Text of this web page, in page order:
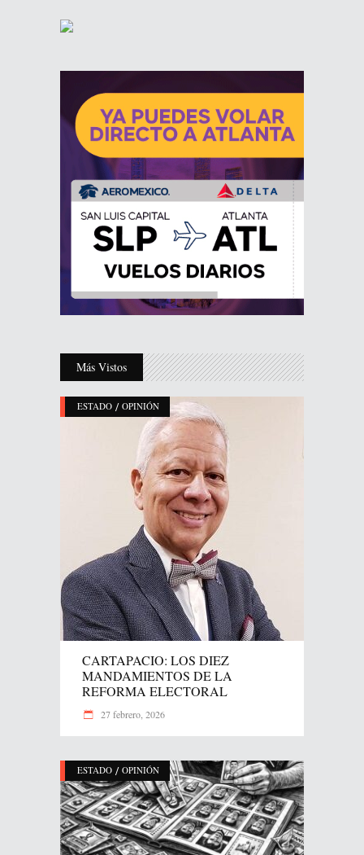
Más Vistos
ESTADO / OPINIÓN
CARTAPACIO: LOS DIEZ
MANDAMIENTOS DE LA
REFORMA ELECTORAL
27 febrero, 2026
ESTADO / OPINIÓN